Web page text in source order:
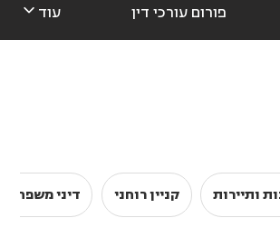
פורום עורכי דין עוד 
ותיירות קניין רוחני דיני משפחה